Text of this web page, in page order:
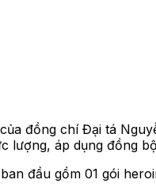
đồng chí Đại tá
lượng, áp dụng đồng
đầu gồm 01 gói